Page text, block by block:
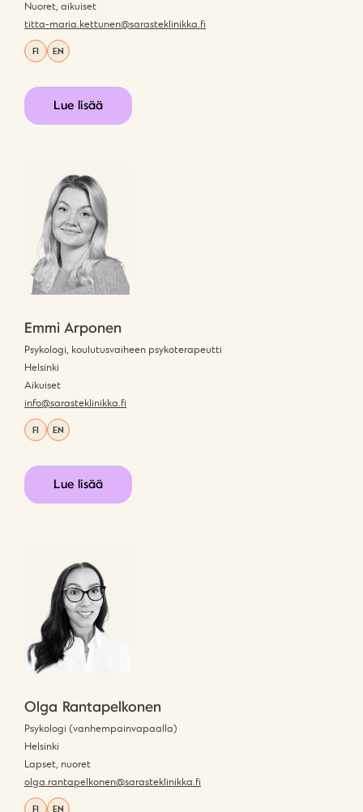
Nuoret, aikuiset
titta-maria.kettunen@sarasteklinikka.fi
FI EN
Lue lisää
Emmi Arponen
Psykologi, koulutusvaiheen psykoterapeutti
Helsinki
Aikuiset
info@sarasteklinikka.fi
FI EN
Lue lisää
Olga Rantapelkonen
Psykologi (vanhempainvapaalla)
Helsinki
Lapset, nuoret
olga.rantapelkonen@sarasteklinikka.fi
FI EN